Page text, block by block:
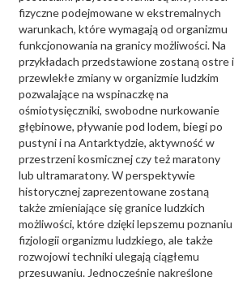
fizyczne podejmowane w ekstremalnych
warunkach, które wymagają od organizmu
funkcjonowania na granicy możliwości. Na
przykładach przedstawione zostaną ostre i
przewlekłe zmiany w organizmie ludzkim
pozwalające na wspinaczkę na
ośmiotysięczniki, swobodne nurkowanie
głębinowe, pływanie pod lodem, biegi po
pustyni i na Antarktydzie, aktywność w
przestrzeni kosmicznej czy też maratony
lub ultramaratony. W perspektywie
historycznej zaprezentowane zostaną
także zmieniające się granice ludzkich
możliwości, które dzięki lepszemu poznaniu
fizjologii organizmu ludzkiego, ale także
rozwojowi techniki ulegają ciągłemu
przesuwaniu. Jednocześnie nakreślone